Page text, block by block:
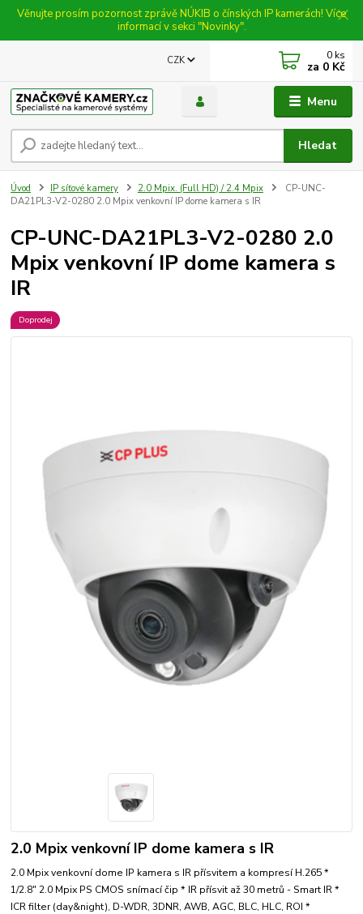
Věnujte prosím pozornost zprávě NÚKIB o čínských IP kamerách! Více
informací v sekci "Novinky".
Menu
CZK
Hledat
0 ks
za 0 Kč
Úvod IP síťové kamery 2.0 Mpix. (Full HD) / 2.4 Mpix
CP-UNC-
DA21PL3-V2-0280 2.0 Mpix venkovní IP dome kamera s IR
CP-UNC-DA21PL3-V2-0280 2.0
Mpix venkovní IP dome kamera s
IR
Doprodej
2.0 Mpix venkovní IP dome kamera s IR
2.0 Mpix venkovní dome IP kamera s IR přísvitem a kompresí H.265 *
1/2.8" 2.0 Mpix PS CMOS snímací čip * IR přísvit až 30 metrů - Smart IR *
ICR filter (day&night), D-WDR, 3DNR, AWB, AGC, BLC, HLC, ROI *